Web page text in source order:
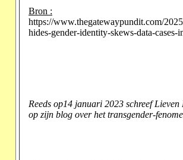
Bron :
https://www.thegatewaypundit.com/
hides-gender-identity-skews-data-
Reeds op14 januari 2023 schreef Lieven
op zijn blog over het transgender-